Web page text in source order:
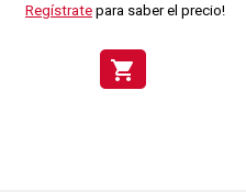
Regístrate para saber el precio!
shopping_cart